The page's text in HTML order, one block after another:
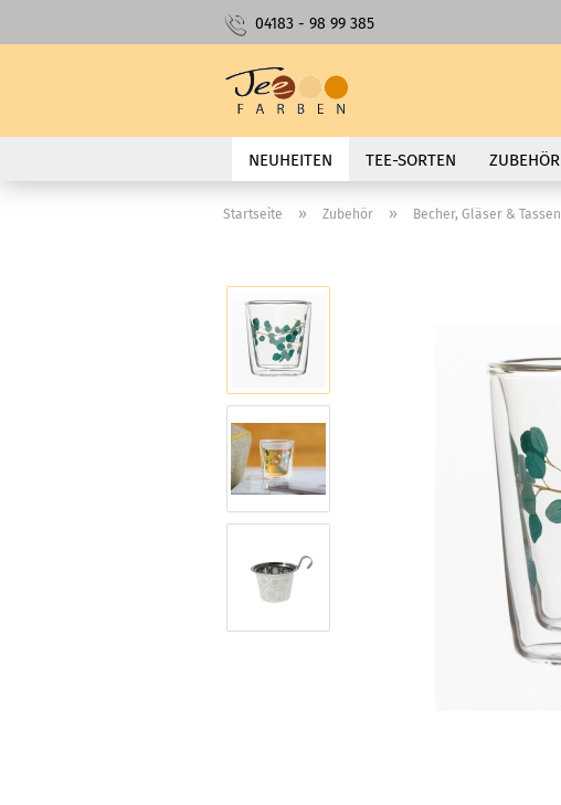
04183 - 98 99 385
NEUHEITEN TEE-SORTEN ZUBEHÖR
Startseite » Zubehör » Becher, Gläser & Tassen